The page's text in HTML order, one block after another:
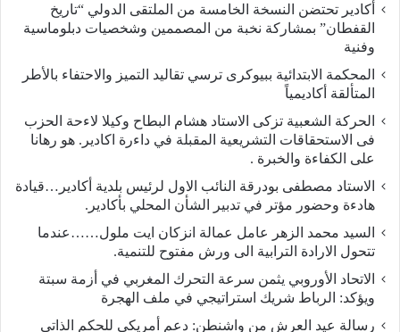
أكادير تحتضن النسخة الخامسة من الملتقى الدولي “تاريخ
القفطان” بمشاركة نخبة من المصممين وشخصيات دبلوماسية
وفنية
المحكمة الابتدائية ببيوكرى ترسي تقاليد التميز والاحتفاء بالأطر
المتألقة أكاديمياً
الحركة الشعبية تزكى الاستاد هشام البطاح وكيلا لاءحة الحزب
فى الاستحقاقات التشريعية المقبلة في داءرة اكادير. هو رهانا
على الكفاءة والخبرة .
الاستاد مصطفى بودرقة النائب الاول لرئيس بلدية أكادير…قيادة
هادءة وحضور مؤتر في تدبير الشأن المحلي بأكادير.
السيد محمد الزهر عامل عمالة انزكان ايت ملول……عندما
تتحول الارادة الترابية الى ورش مفتوح للتنمية.
الاتحاد الأوروبي يثمن سرعة التحرك المغربي في أزمة سبتة
ويؤكد: الرباط شريك استراتيجي في ملف الهجرة
رسالة عيد العرش من واشنطن: دعم أمريكي للحكم الذاتي